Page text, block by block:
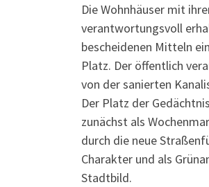
Die Wohnhäuser mit
verantwortungsvoll
bescheidenen Mitteln
Platz. Der öffentlich
von der sanierten
Der Platz der
zunächst als
durch die neue
Charakter und als
Stadtbild.